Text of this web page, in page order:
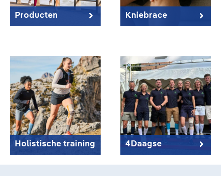
Producten Kniebrace
Holistische training 4Daagse